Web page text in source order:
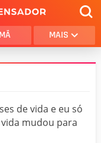
MAIS
de vida e eu só
mudou para